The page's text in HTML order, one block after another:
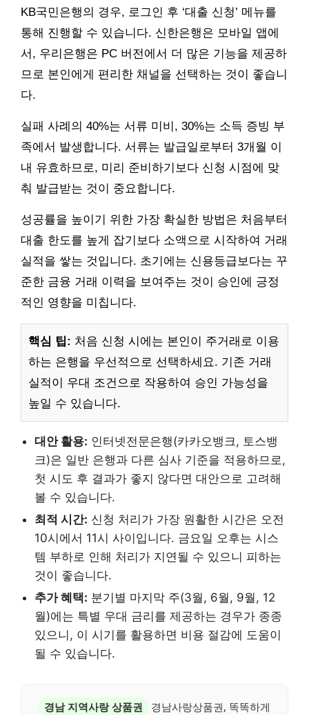
KB국민은행의 경우, 로그인 후 ‘대출 신청’ 메뉴를
통해 진행할 수 있습니다. 신한은행은 모바일 앱에
서, 우리은행은 PC 버전에서 더 많은 기능을 제공하
므로 본인에게 편리한 채널을 선택하는 것이 좋습니
다.
실패 사례의 40%는 서류 미비, 30%는 소득 증빙 부
족에서 발생합니다. 서류는 발급일로부터 3개월 이
내 유효하므로, 미리 준비하기보다 신청 시점에 맞
춰 발급받는 것이 중요합니다.
성공률을 높이기 위한 가장 확실한 방법은 처음부터
대출 한도를 높게 잡기보다 소액으로 시작하여 거래
실적을 쌓는 것입니다. 초기에는 신용등급보다는 꾸
준한 금융 거래 이력을 보여주는 것이 승인에 긍정
적인 영향을 미칩니다.
핵심 팁: 처음 신청 시에는 본인이 주거래로 이용
하는 은행을 우선적으로 선택하세요. 기존 거래
실적이 우대 조건으로 작용하여 승인 가능성을
높일 수 있습니다.
대안 활용: 인터넷전문은행(카카오뱅크, 토스뱅
크)은 일반 은행과 다른 심사 기준을 적용하므로,
첫 시도 후 결과가 좋지 않다면 대안으로 고려해
볼 수 있습니다.
최적 시간: 신청 처리가 가장 원활한 시간은 오전
10시에서 11시 사이입니다. 금요일 오후는 시스
템 부하로 인해 처리가 지연될 수 있으니 피하는
것이 좋습니다.
추가 혜택: 분기별 마지막 주(3월, 6월, 9월, 12
월)에는 특별 우대 금리를 제공하는 경우가 종종
있으니, 이 시기를 활용하면 비용 절감에 도움이
될 수 있습니다.
경남 지역사랑 상품권
경남사랑상품권, 똑똑하게